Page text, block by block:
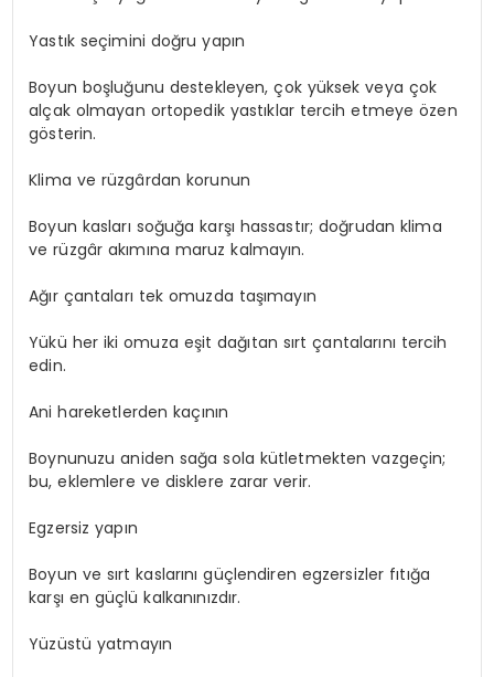
Yastık seçimini doğru yapın
Boyun boşluğunu destekleyen, çok yüksek veya çok
alçak olmayan ortopedik yastıklar tercih etmeye özen
gösterin.
Klima ve rüzgârdan korunun
Boyun kasları soğuğa karşı hassastır; doğrudan klima
ve rüzgâr akımına maruz kalmayın.
Ağır çantaları tek omuzda taşımayın
Yükü her iki omuza eşit dağıtan sırt çantalarını tercih
edin.
Ani hareketlerden kaçının
Boynunuzu aniden sağa sola kütletmekten vazgeçin;
bu, eklemlere ve disklere zarar verir.
Egzersiz yapın
Boyun ve sırt kaslarını güçlendiren egzersizler fıtığa
karşı en güçlü kalkanınızdır.
Yüzüstü yatmayın